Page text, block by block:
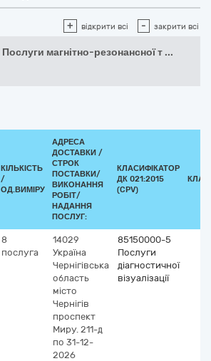
+ відкрити всі - закрити всі
Послуги магнітно-резонансної т ...
КІЛЬКІСТЬ
/
ОД.ВИМІРУ
АДРЕСА
ДОСТАВКИ /
СТРОК
ПОСТАВКИ/
ВИКОНАННЯ
РОБІТ/
НАДАННЯ
ПОСЛУГ:
КЛАСИФІКАТОР
ДК 021:2015
(CPV)
8
послуга
14029
Україна
Чернігівська
область
місто
Чернігів
проспект
Миру. 211-д
по 31-12-
2026
85150000-5
Послуги
діагностичної
візуалізації